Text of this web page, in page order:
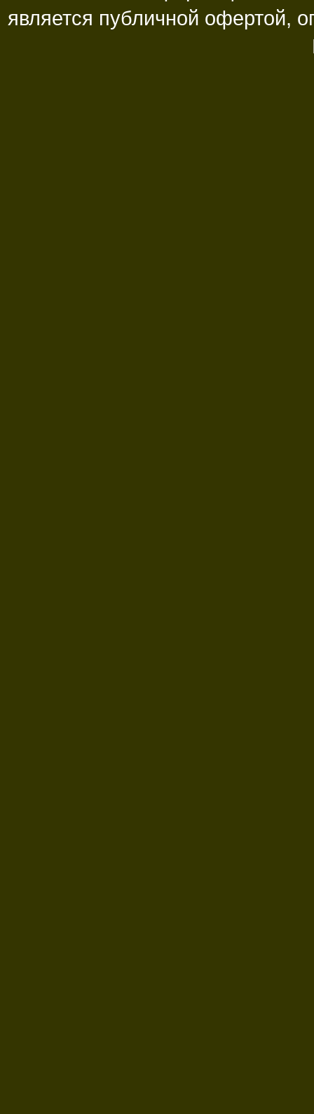
является публичной офертой,